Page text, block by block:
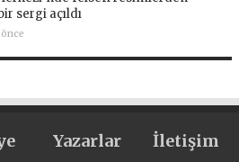
sergi açıldı
önce
Yazarlar İletişim